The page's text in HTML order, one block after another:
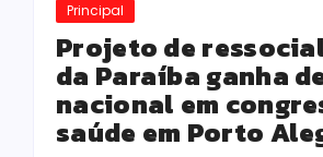
Principal
Projeto de
da Paraíba ganha
nacional em
saúde em Porto